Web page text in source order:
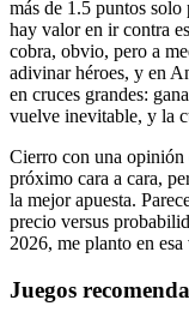
más de 1.5 puntos
hay valor en ir contra
cobra, obvio, pero a
adivinar héroes, y en
en cruces grandes:
vuelve inevitable, y la
Cierro con una opinión
próximo cara a cara,
la mejor apuesta.
precio versus
2026, me planto en
Juegos